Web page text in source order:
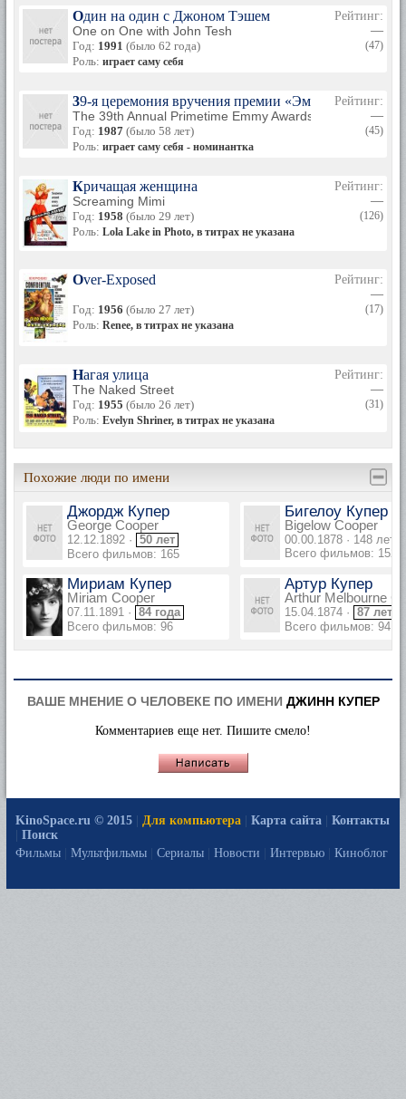
Один на один с Джоном Тэшем
One on One with John Tesh
Год: 1991 (было 62 года)
Роль: играет саму себя
Рейтинг:
—
(47)
39-я церемония вручения премии «Эмми»
The 39th Annual Primetime Emmy Awards
Год: 1987 (было 58 лет)
Роль: играет саму себя - номинантка
Рейтинг:
—
(45)
Кричащая женщина
Screaming Mimi
Год: 1958 (было 29 лет)
Роль: Lola Lake in Photo, в титрах не указана
Рейтинг:
—
(126)
Over-Exposed
Год: 1956 (было 27 лет)
Роль: Renee, в титрах не указана
Рейтинг:
—
(17)
Нагая улица
The Naked Street
Год: 1955 (было 26 лет)
Роль: Evelyn Shriner, в титрах не указана
Рейтинг:
—
(31)
Похожие люди по имени
Джордж Купер
George Cooper
12.12.1892 · 50 лет
Всего фильмов: 165
Бигелоу Купер
Bigelow Cooper
00.00.1878 · 148 лет
Всего фильмов: 152
Мириам Купер
Miriam Cooper
07.11.1891 · 84 года
Всего фильмов: 96
Артур Купер
Arthur Melbourne
15.04.1874 · 87 лет
Всего фильмов: 94
ВАШЕ МНЕНИЕ О ЧЕЛОВЕКЕ ПО ИМЕНИ ДЖИНН КУПЕР
Комментариев еще нет. Пишите смело!
KinoSpace.ru © 2015 Для компьютера Карта сайта
Контакты
Поиск
Фильмы
Мультфильмы Сериалы Новости Интервью Киноблог